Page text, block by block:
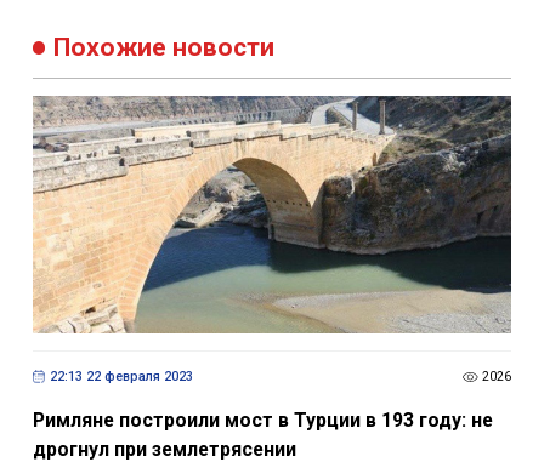
Похожие новости
22:13 22 февраля 2023 2026
Римляне построили мост в Турции в 193 году: не
дрогнул при землетрясении